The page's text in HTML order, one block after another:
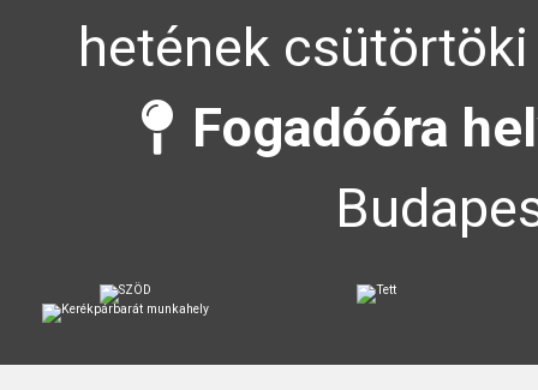
hetének
Fogadóóra